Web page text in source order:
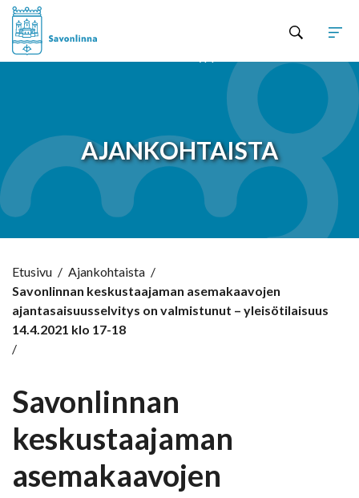
AJANKOHTAISTA
Etusivu / Ajankohtaista /
Savonlinnan keskustaajaman asemakaavojen
ajantasaisuusselvitys on valmistunut – yleisötilaisuus
14.4.2021 klo 17-18
/
Savonlinnan
keskustaajaman
asemakaavojen